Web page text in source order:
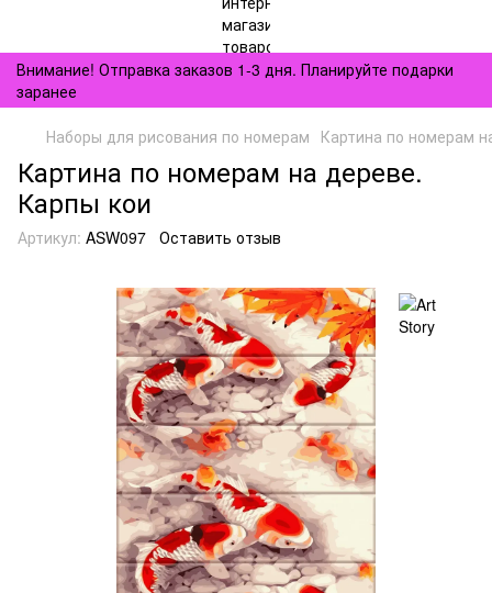
Внимание! Отправка заказов 1-3 дня. Планируйте подарки
заранее
Наборы для рисования по номерам Картина по номерам
Картина по номерам на дереве.
Карпы кои
Артикул: ASW097 Оставить отзыв